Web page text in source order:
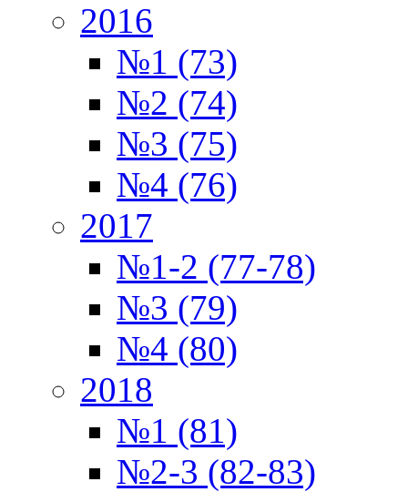
2016
№1 (73)
№2 (74)
№3 (75)
№4 (76)
2017
№1-2 (77-78)
№3 (79)
№4 (80)
2018
№1 (81)
№2-3 (82-83)